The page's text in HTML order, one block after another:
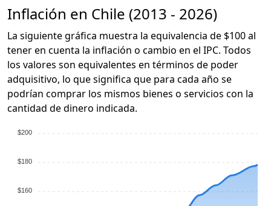
Inflación en Chile (2013 - 2026)
La siguiente gráfica muestra la equivalencia de $100 al
tener en cuenta la inflación o cambio en el IPC. Todos
los valores son equivalentes en términos de poder
adquisitivo, lo que significa que para cada año se
podrían comprar los mismos bienes o servicios con la
cantidad de dinero indicada.
$200
$180
$160